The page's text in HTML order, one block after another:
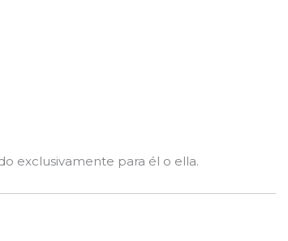
exclusivamente para él o ella.